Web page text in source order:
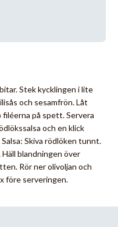
Stek kycklingen i lite
och sesamfrön. Låt
på spett. Servera
och en klick
Skiva rödlöken tunnt.
blandningen över
Rör ner olivoljan och
före serveringen.